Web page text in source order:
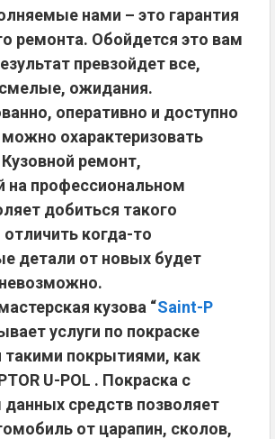
нами – это гарантия
ремонта. Обойдется это вам
превзойдет все,
ожидания.
оперативно и доступно
охарактеризовать
ремонт,
на профессиональном
добиться такого
когда-то
детали от новых будет
кузова “Saint-P
услуги по покраске
такими покрытиями, как
U-POL . Покраска с
средств позволяет
от царапин, сколов,